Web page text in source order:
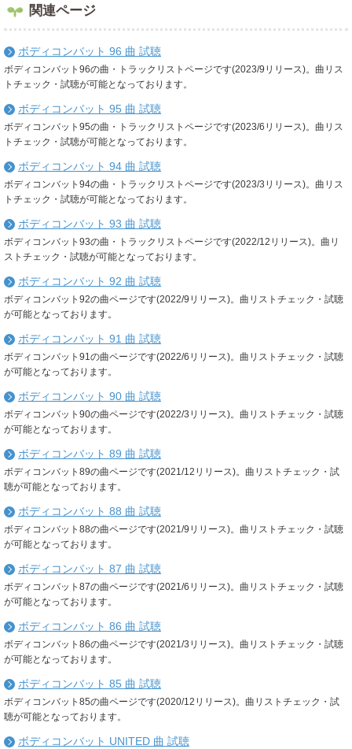
関連ページ
ボディコンバット 96 曲 試聴
ボディコンバット96の曲・トラックリストページです(2023/9リリース)。曲リス
トチェック・試聴が可能となっております。
ボディコンバット 95 曲 試聴
ボディコンバット95の曲・トラックリストページです(2023/6リリース)。曲リス
トチェック・試聴が可能となっております。
ボディコンバット 94 曲 試聴
ボディコンバット94の曲・トラックリストページです(2023/3リリース)。曲リス
トチェック・試聴が可能となっております。
ボディコンバット 93 曲 試聴
ボディコンバット93の曲・トラックリストページです(2022/12リリース)。曲リ
ストチェック・試聴が可能となっております。
ボディコンバット 92 曲 試聴
ボディコンバット92の曲ページです(2022/9リリース)。曲リストチェック・試聴
が可能となっております。
ボディコンバット 91 曲 試聴
ボディコンバット91の曲ページです(2022/6リリース)。曲リストチェック・試聴
が可能となっております。
ボディコンバット 90 曲 試聴
ボディコンバット90の曲ページです(2022/3リリース)。曲リストチェック・試聴
が可能となっております。
ボディコンバット 89 曲 試聴
ボディコンバット89の曲ページです(2021/12リリース)。曲リストチェック・試
聴が可能となっております。
ボディコンバット 88 曲 試聴
ボディコンバット88の曲ページです(2021/9リリース)。曲リストチェック・試聴
が可能となっております。
ボディコンバット 87 曲 試聴
ボディコンバット87の曲ページです(2021/6リリース)。曲リストチェック・試聴
が可能となっております。
ボディコンバット 86 曲 試聴
ボディコンバット86の曲ページです(2021/3リリース)。曲リストチェック・試聴
が可能となっております。
ボディコンバット 85 曲 試聴
ボディコンバット85の曲ページです(2020/12リリース)。曲リストチェック・試
聴が可能となっております。
ボディコンバット UNITED 曲 試聴